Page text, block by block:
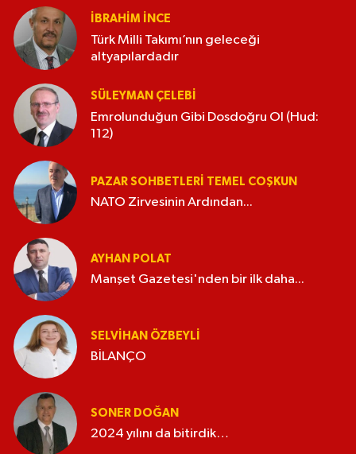
İBRAHIM İNCE
Türk Milli Takımı’nın geleceği
altyapılardadır
SÜLEYMAN ÇELEBI
Emrolunduğun Gibi Dosdoğru Ol (Hud:
112)
PAZAR SOHBETLERI TEMEL COŞKUN
NATO Zirvesinin Ardından...
AYHAN POLAT
Manşet Gazetesi'nden bir ilk daha...
SELVIHAN ÖZBEYLI
BİLANÇO
SONER DOĞAN
2024 yılını da bitirdik…